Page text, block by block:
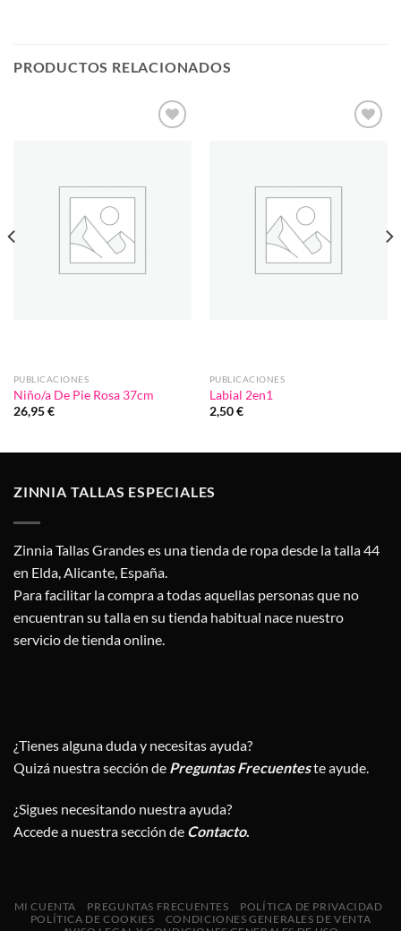
PRODUCTOS RELACIONADOS
PUBLICACIONES
Niño/a De Pie Rosa 37cm
26,95€
PUBLICACIONES
Labial 2en1
2,50€
ZINNIA TALLAS ESPECIALES
Zinnia Tallas Grandes es una tienda de ropa desde la talla 44
en Elda, Alicante, España.
Para facilitar la compra a todas aquellas personas que no
encuentran su talla en su tienda habitual nace nuestro
servicio de tienda online.
¿Tienes alguna duda y necesitas ayuda?
Quizá nuestra sección de Preguntas Frecuenteste ayude.
¿Sigues necesitando nuestra ayuda?
Accede a nuestra sección de Contacto.
MI CUENTA PREGUNTAS FRECUENTES
POLÍTICA DE PRIVACIDAD
POLÍTICA DE COOKIES
CONDICIONES GENERALES DE VENTA